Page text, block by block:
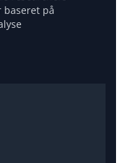
baseret på